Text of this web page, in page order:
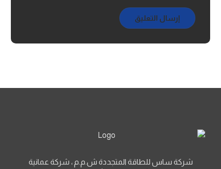
إرسال التعليق
شركة ساس للطاقة المتجددة ش.م.م ، شركة عمانية